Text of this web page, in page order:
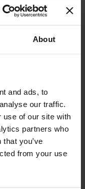
About
and ads, to
our traffic.
use of our site with
partners who
you’ve
from your use
gestü­tzte